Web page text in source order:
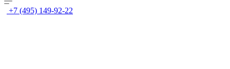
+7 (495) 149-92-22